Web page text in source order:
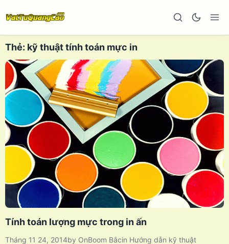
Thẻ: kỹ thuật tính toán mực in
Tính toán lượng mực trong in ấn
Tháng 11 24, 2014by OnBoom Bắcin Hướng dẫn kỹ thuật